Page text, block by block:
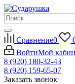
Сравнение0
ВойтиМой
8 (920) 180-32-43
8 (920) 159-65-07
Заказать звонок